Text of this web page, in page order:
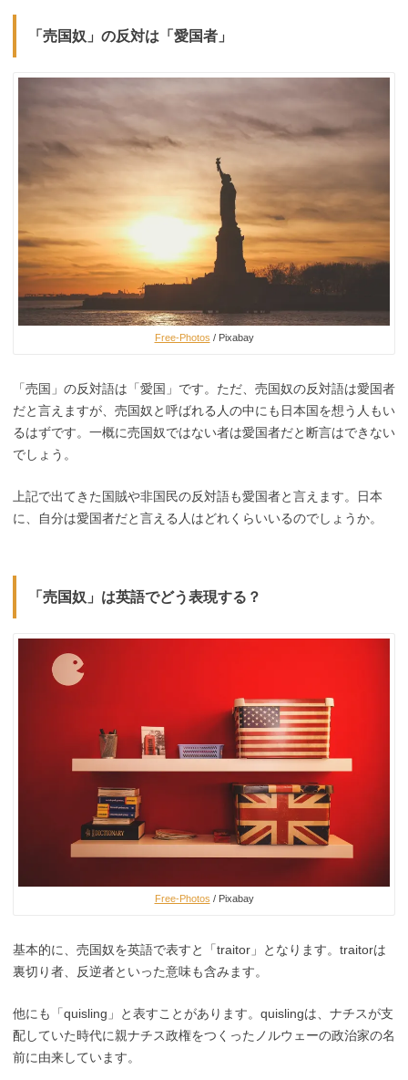
「売国奴」の反対は「愛国者」
Free-Photos / Pixabay
「売国」の反対語は「愛国」です。ただ、売国奴の反対語は愛国者
だと言えますが、売国奴と呼ばれる人の中にも日本国を想う人もい
るはずです。一概に売国奴ではない者は愛国者だと断言はできない
でしょう。
上記で出てきた国賊や非国民の反対語も愛国者と言えます。日本
に、自分は愛国者だと言える人はどれくらいいるのでしょうか。
「売国奴」は英語でどう表現する？
Free-Photos / Pixabay
基本的に、売国奴を英語で表すと「traitor」となります。traitorは
裏切り者、反逆者といった意味も含みます。
他にも「quisling」と表すことがあります。quislingは、ナチスが支
配していた時代に親ナチス政権をつくったノルウェーの政治家の名
前に由来しています。